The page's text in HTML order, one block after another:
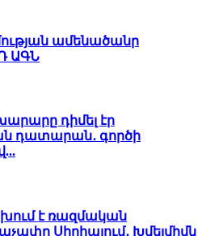
ամենածանր
ԱԳՆ
դիմել էր
դատարան․ գործի
է ռազմական
Սիրիայում․ Խմեյմիմն